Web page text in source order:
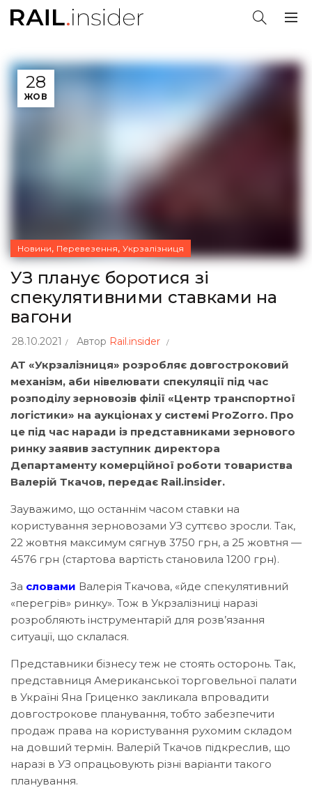
28
ЖОВ
Новини, Перевезення, Укрзалізниця
УЗ планує боротися зі
спекулятивними ставками на
вагони
28.10.2021 Автор Rail.insider
АТ «Укрзалізниця» розробляє довгостроковий
механізм, аби нівелювати спекуляції під час
розподілу зерновозів філії «Центр транспортної
логістики» на аукціонах у системі ProZorro. Про
це під час наради із представниками зернового
ринку заявив заступник директора
Департаменту комерційної роботи товариства
Валерій Ткачов, передає Rail.insider.
Зауважимо, що останнім часом ставки на
користування зерновозами УЗ суттєво зросли. Так,
22 жовтня максимум сягнув 3750 грн, а 25 жовтня —
4576 грн (стартова вартість становила 1200 грн).
За словами Валерія Ткачова, «йде спекулятивний
«перегрів» ринку». Тож в Укрзалізниці наразі
розробляють інструментарій для розв’язання
ситуації, що склалася.
Представники бізнесу теж не стоять осторонь. Так,
представниця Американської торговельної палати
в Україні Яна Гриценко закликала впровадити
довгострокове планування, тобто забезпечити
продаж права на користування рухомим складом
на довший термін. Валерій Ткачов підкреслив, що
наразі в УЗ опрацьовують різні варіанти такого
планування.